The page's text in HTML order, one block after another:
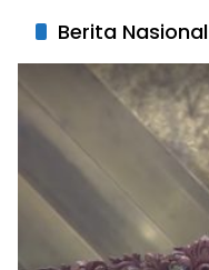
Berita Nasional